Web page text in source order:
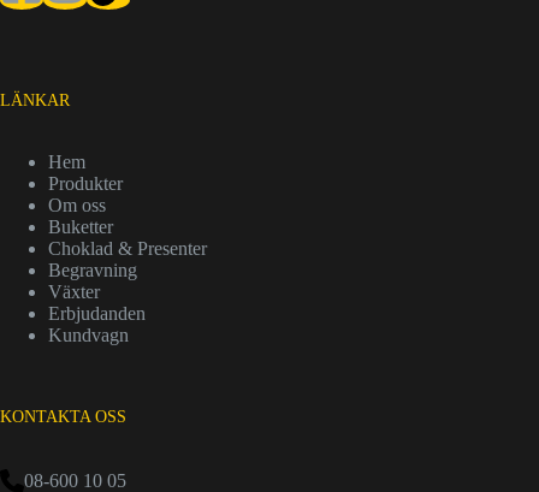
LÄNKAR
Hem
Produkter
Om oss
Buketter
Choklad & Presenter
Begravning
Växter
Erbjudanden
Kundvagn
KONTAKTA OSS
08-600 10 05